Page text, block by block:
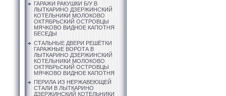
ГАРАЖИ РАКУШКИ Б/У В
ЛЫТКАРИНО ДЗЕРЖИНСКИЙ
КОТЕЛЬНИКИ МОЛОКОВО
ОКТЯБРЬСКИЙ ОСТРОВЦЫ
МЯЧКОВО ВИДНОЕ КАПОТНЯ
БЕСЕДЫ
СТАЛЬНЫЕ ДВЕРИ РЕШЁТКИ
ГАРАЖНЫЕ ВОРОТА В
ЛЫТКАРИНО ДЗЕРЖИНСКИЙ
КОТЕЛЬНИКИ МОЛОКОВО
ОКТЯБРЬСКИЙ ОСТРОВЦЫ
МЯЧКОВО ВИДНОЕ КАПОТНЯ
ПЕРИЛА ИЗ НЕРЖАВЕЮЩЕЙ
СТАЛИ В ЛЫТКАРИНО
ДЗЕРЖИНСКИЙ КОТЕЛЬНИКИ